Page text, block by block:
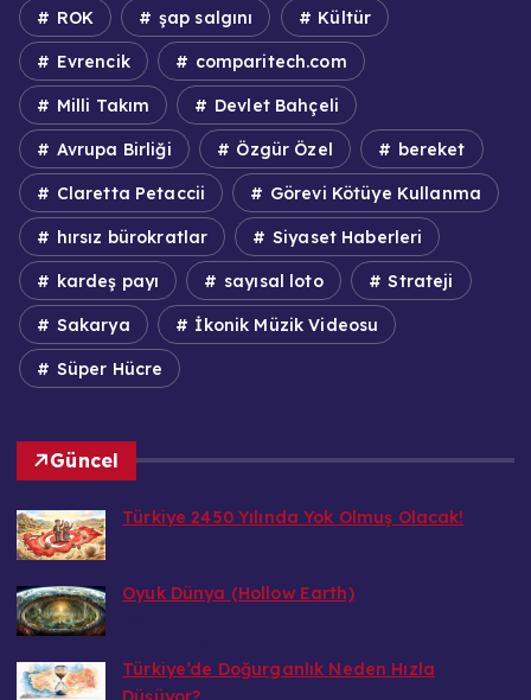
ROK şap salgını Kültür
Evrencik comparitech.com
Milli Takım Devlet Bahçeli
Avrupa Birliği Özgür Özel bereket
Claretta Petaccii Görevi Kötüye Kullanma
hırsız bürokratlar Siyaset Haberleri
kardeş payı sayısal loto Strateji
Sakarya İkonik Müzik Videosu
Süper Hücre
Güncel
Türkiye 2450 Yılında Yok Olmuş Olacak!
Oyuk Dünya (Hollow Earth)
Türkiye’de Doğurganlık Neden Hızla